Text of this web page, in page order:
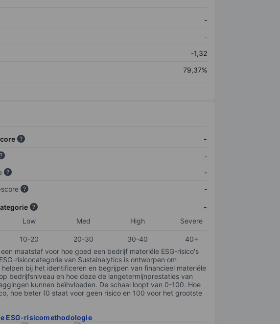
-
-
-1,32
79,37%
-
-
-
-
-
Low Med High Severe
10-20 20-30 30-40
40+
een maatstaf voor hoe goed een bedrijf materiële ESG-risico's
risicocategorie van Sustainalytics is ontworpen om
bij het identificeren en begrijpen van financieel materiële
bedrijfsniveau en hoe deze de langetermijnprestaties van
kunnen beïnvloeden. De schaal loopt van 0-100. Hoe
hoe beter (0 staat voor geen risico en 100 voor het grootste
ESG-risicomethodologie